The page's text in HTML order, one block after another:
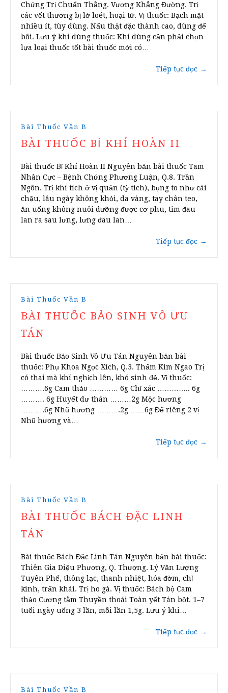
Chứng Trị Chuẩn Thằng. Vương Khẳng Đường. Trị
các vết thương bị lở loét, hoại tử. Vị thuốc: Bạch mật
nhiều ít, tùy dùng. Nấu thật đặc thành cao, dùng để
bôi. Lưu ý khi dùng thuốc: Khi dùng cần phải chọn
lựa loại thuốc tốt bài thuốc mới có…
Tiếp tục đọc →
Bài Thuốc Vần B
BÀI THUỐC BỈ KHÍ HOÀN II
Bài thuốc Bỉ Khí Hoàn II Nguyên bản bài thuốc Tam
Nhân Cực – Bệnh Chứng Phương Luận, Q.8. Trần
Ngôn. Trị khí tích ở vị quản (tỳ tích), bụng to như cái
chậu, lâu ngày không khỏi, da vàng, tay chân teo,
ăn uống không nuôi dưỡng được cơ phu, tim đau
lan ra sau lưng, lưng đau lan…
Tiếp tục đọc →
Bài Thuốc Vần B
BÀI THUỐC BẢO SINH VÔ ƯU
TÁN
Bài thuốc Bảo Sinh Vô Ưu Tán Nguyên bản bài
thuốc: Phụ Khoa Ngọc Xích, Q.3. Thẩm Kim Ngao Trị
có thai mà khí nghịch lên, khó sinh đẻ. Vị thuốc:
……….6g Cam thảo ………… 6g Chỉ xác ………….. 6g
………. 6g Huyết dư thán ………2g Mộc hương
……….6g Nhũ hương ……….2g ……6g Để riêng 2 vị
Nhũ hương và…
Tiếp tục đọc →
Bài Thuốc Vần B
BÀI THUỐC BÁCH ĐẶC LINH
TÁN
Bài thuốc Bách Đặc Linh Tán Nguyên bản bài thuốc:
Thiên Gia Diệu Phương, Q. Thượng. Lý Văn Lượng
Tuyên Phế, thông lạc, thanh nhiệt, hóa đờm, chỉ
kinh, trấn khái. Trị ho gà. Vị thuốc: Bách bộ Cam
thảo Cương tằm Thuyền thoái Toàn yết Tán bột. 1–7
tuổi ngày uống 3 lần, mỗi lần 1,5g. Lưu ý khi…
Tiếp tục đọc →
Bài Thuốc Vần B